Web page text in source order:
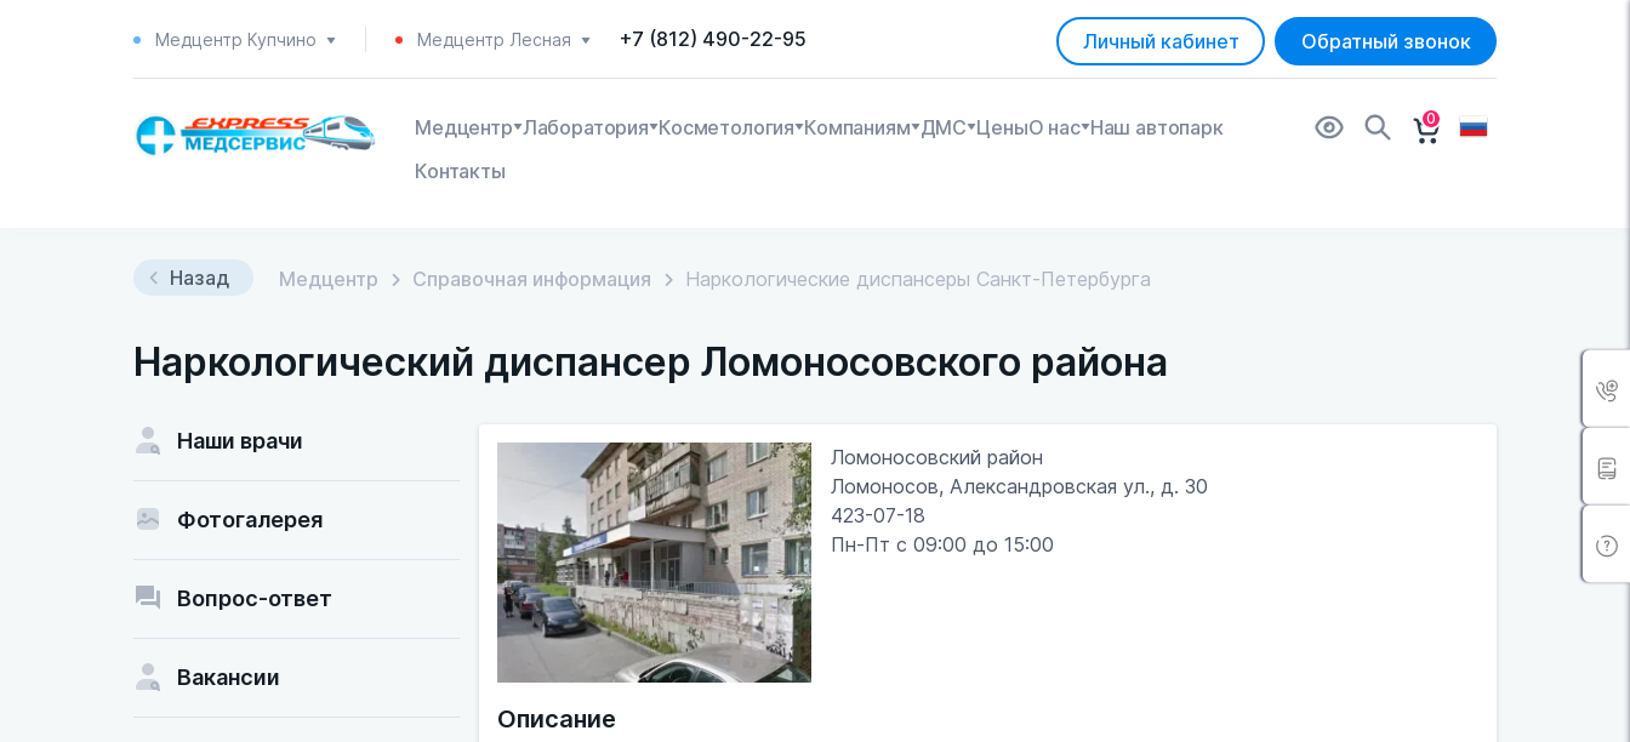
Медцентр Купчино Медцентр Лесная +7 (812) 490-22-95 Личный кабинет Обратный звонок
Медцентр Лаборатория Косметология Компаниям ДМС ЦеныО нас Наш автопарк
Контакты
0
Назад Медцентр Справочная информация Наркологические диспансеры Санкт-Петербурга
Наркологический диспансер Ломоносовского района
Наши врачи
Фотогалерея
Вопрос-ответ
Вакансии
Ломоносовский район
Ломоносов, Александровская ул., д. 30
423-07-18
Пн-Пт с 09:00 до 15:00
Описание